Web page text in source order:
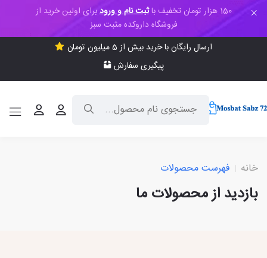
150 هزار تومان تخفیف با ثبت نام و ورودبرای اولین خرید از
فروشگاه داروکده مثبت سبز
ارسال رایگان با خرید بیش از 5 میلیون تومان
پیگیری سفارش
خانه فهرست محصولات
بازدید از محصولات ما